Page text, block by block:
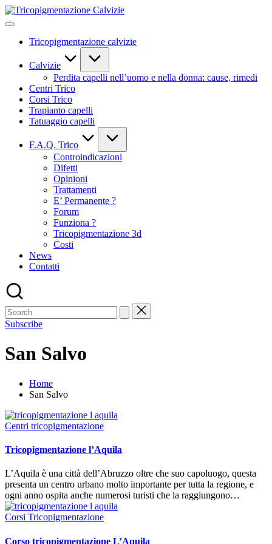
Skip
to
Tricopigmentazione
Tricopigmentazione calvizie
Calvizie
Perdita capelli nell’uomo e nella donna: cause, rimedi
Centri Trico
Corsi Trico
Trapianto capelli
Tatuaggio capelli
F.A.Q. Trico
Controindicazioni
Difetti
Opinioni
Trattamenti
E’ Permanente ?
Forum
Funziona ?
Tricopigmentazione 3d
Costi
News
Contatti
Subscribe
San Salvo
Home
San Salvo
Posted
Centri tricopigmentazione
Tricopigmentazione l’Aquila
L’Aquila è una città dell’Abruzzo oltre che suo capoluogo, questa
presenta un centro urbano molto importante per tutta la regione, e
ogni anno ospita anche numerosi turisti che la raggiungono…
Posted
Corsi Tricopigmentazione
Corso tricopigmentazione L’Aquila